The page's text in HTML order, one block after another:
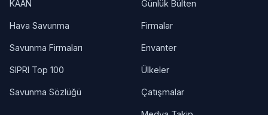
KAAN
Hava Savunma
Savunma Firmaları
SIPRI Top 100
Savunma Sözlüğü
Günlük Bülten
Firmalar
Envanter
Ülkeler
Çatışmalar